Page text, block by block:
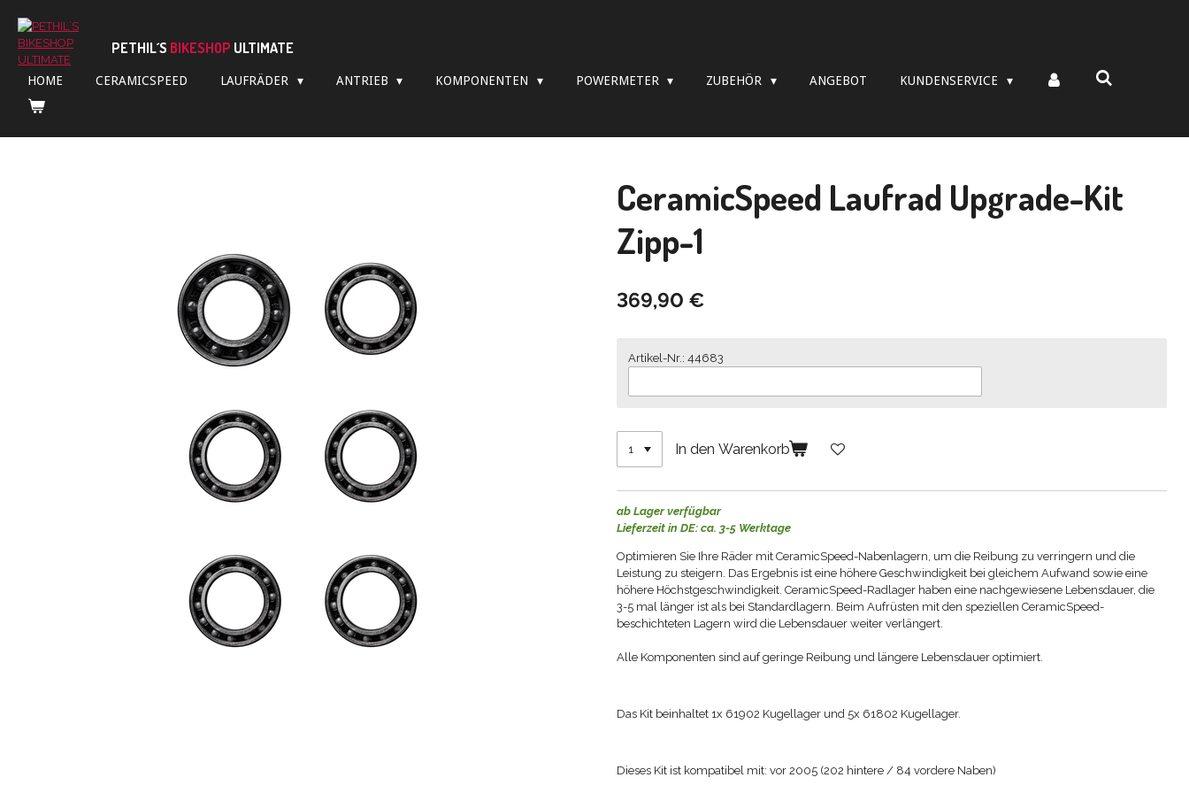
Zum
Hauptinhalt
springen
PETHIL´S BIKESHOP ULTIMATE
HOME CERAMICSPEED LAUFRÄDER ANTRIEB KOMPONENTEN POWERMETER ZUBEHÖR ANGEBOT KUNDENSERVICE
CeramicSpeed Laufrad Upgrade-Kit
Zipp-1
369,90 €
Artikel-Nr.: 44683
In den Warenkorb
ab Lager verfügbar
Lieferzeit in DE: ca. 3-5 Werktage
Optimieren Sie Ihre Räder mit CeramicSpeed-Nabenlagern, um die Reibung zu verringern und die
Leistung zu steigern. Das Ergebnis ist eine höhere Geschwindigkeit bei gleichem Aufwand sowie eine
höhere Höchstgeschwindigkeit. CeramicSpeed-Radlager haben eine nachgewiesene Lebensdauer, die
3-5 mal länger ist als bei Standardlagern. Beim Aufrüsten mit den speziellen CeramicSpeed-
beschichteten Lagern wird die Lebensdauer weiter verlängert.
Alle Komponenten sind auf geringe Reibung und längere Lebensdauer optimiert.
Das Kit beinhaltet 1x 61902 Kugellager und 5x 61802 Kugellager.
Dieses Kit ist kompatibel mit: vor 2005 (202 hintere / 84 vordere Naben)